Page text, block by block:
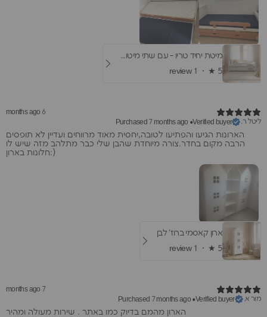
מיטת יחיד טריו - עם שתי מיטות חבר
5
★ ·
1 review
6 months ago
ליטל ר.
Verified buyer
•
Purchased 7 months ago
הארונות הגיעו והפתיעו לטובה,יחסית מאוד מרווחים ועדיין לא תופסים
הרבה מקום בחדר.צורה מיוחדת שהבן שלי כבר מתלהב מזה שיש לו
חלונות בארון:)
ארון קאסמי ברוז' לבן
5
★ ·
1 review
7 months ago
מור א.
Verified buyer
•
Purchased 7 months ago
הארון מהמם בדיוק כמו באתר . שירות מעולה ומהיר